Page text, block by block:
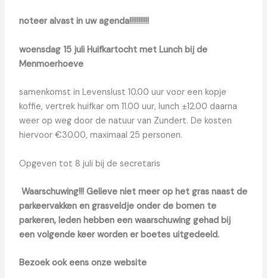
noteer alvast in uw agenda!!!!!!!!!!!
woensdag 15 juli Huifkartocht met Lunch bij de
Menmoerhoeve
samenkomst in Levenslust 10.00 uur voor een kopje
koffie, vertrek huifkar om 11.00 uur, lunch ±12.00 daarna
weer op weg door de natuur van Zundert. De kosten
hiervoor €30.00, maximaal 25 personen.
Opgeven tot 8 juli bij de secretaris
Waarschuwing!!! Gelieve niet meer op het gras naast de
parkeervakken en grasveldje onder de bomen te
parkeren, leden hebben een waarschuwing gehad bij
een volgende keer worden er boetes uitgedeeld.
Bezoek ook eens onze website